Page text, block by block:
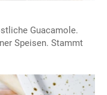
Guacamole.
Speisen. Stammt